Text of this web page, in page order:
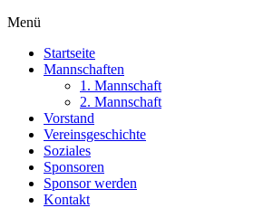
Menü
Startseite
Mannschaften
1. Mannschaft
2. Mannschaft
Vorstand
Vereinsgeschichte
Soziales
Sponsoren
Sponsor werden
Kontakt